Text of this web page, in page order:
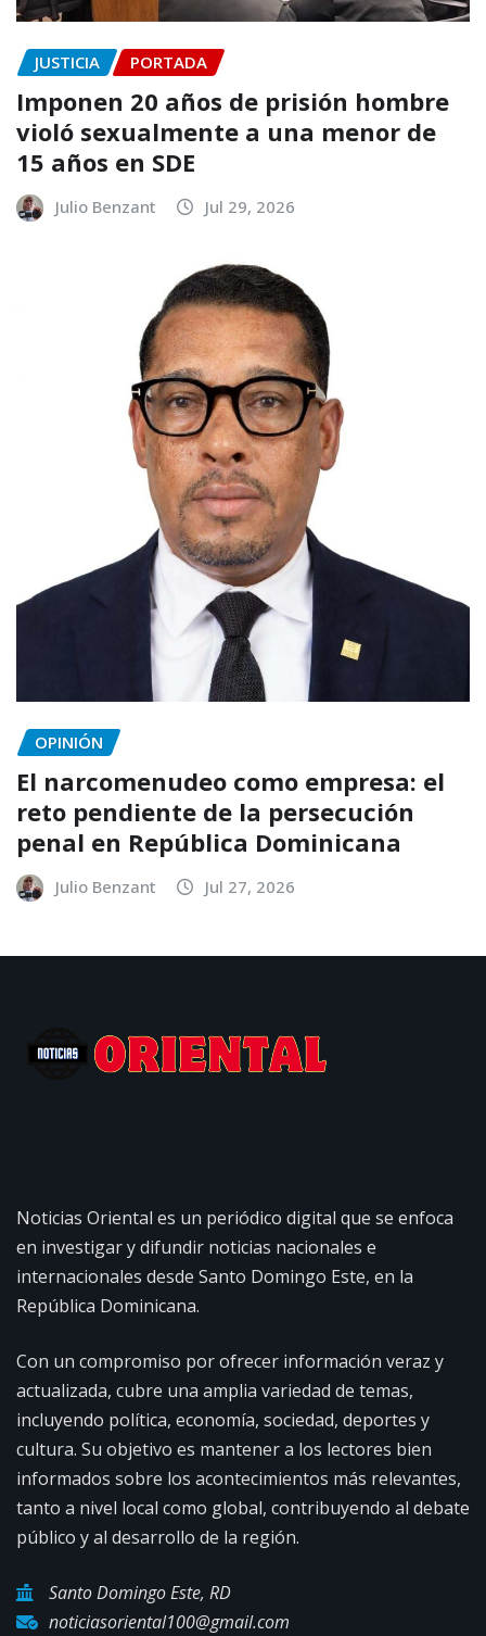
JUSTICIA PORTADA
Imponen 20 años de prisión hombre
violó sexualmente a una menor de
15 años en SDE
Julio Benzant Jul 29, 2026
OPINIÓN
El narcomenudeo como empresa: el
reto pendiente de la persecución
penal en República Dominicana
Julio Benzant Jul 27, 2026
Noticias Oriental es un periódico digital que se enfoca
en investigar y difundir noticias nacionales e
internacionales desde Santo Domingo Este, en la
República Dominicana.
Con un compromiso por ofrecer información veraz y
actualizada, cubre una amplia variedad de temas,
incluyendo política, economía, sociedad, deportes y
cultura. Su objetivo es mantener a los lectores bien
informados sobre los acontecimientos más relevantes,
tanto a nivel local como global, contribuyendo al debate
público y al desarrollo de la región.
Santo Domingo Este, RD
noticiasoriental100@gmail.com